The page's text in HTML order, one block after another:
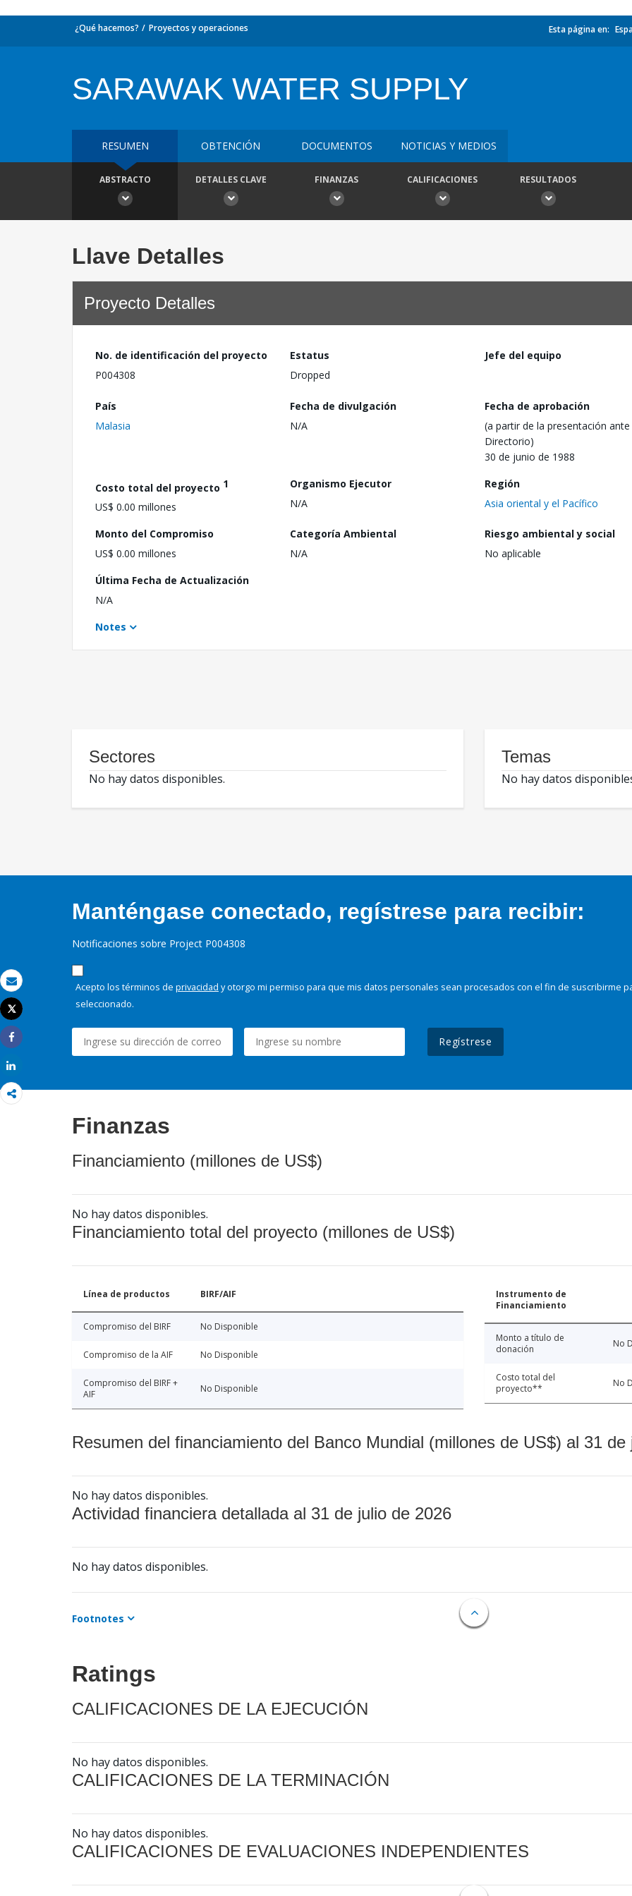
Correo electrónico
Imprimir
Tweet
Share
¿Qué hacemos? Proyectos y operaciones Esta página en:
SARAWAK WATER SUPPLY
RESUMEN OBTENCIÓN DOCUMENTOS NOTICIAS Y MEDIOS
ABSTRACTO DETALLES CLAVE FINANZAS CALIFICACIONES RESULTADOS
Llave Detalles
Proyecto Detalles
No. de identificación del proyecto
P004308
Estatus
Dropped
Jefe del equipo
País
Malasia
Fecha de divulgación
N/A
Fecha de aprobación
(a partir de la presentación ante
Directorio)
30 de junio de 1988
Costo total del proyecto 1
US$ 0.00 millones
Organismo Ejecutor
N/A
Región
Asia oriental y el Pacífico
Monto del Compromiso
US$ 0.00 millones
Categoría Ambiental
N/A
Riesgo ambiental y social
No aplicable
Última Fecha de Actualización
N/A
Notes
Sectores
No hay datos disponibles.
Temas
No hay datos
Manténgase conectado, regístrese para recibir:
Notificaciones sobre Project P004308
Acepto los términos de privacidad y otorgo mi permiso para que mis datos personales sean procesados con el fin de suscribirme
seleccionado.
Regístrese
Finanzas
Financiamiento (millones de US$)
No hay datos disponibles.
Financiamiento total del proyecto (millones de US$)
Línea de productos BIRF/AIF
Compromiso del BIRF No Disponible
Compromiso de la AIF No Disponible
Compromiso del BIRF +
AIF
No Disponible
Instrumento de
Financiamiento
Monto a título de
donación
No
Costo total del
proyecto**
No
Resumen del financiamiento del Banco Mundial (millones de US$) al 31 de
No hay datos disponibles.
Actividad financiera detallada al 31 de julio de 2026
No hay datos disponibles.
Footnotes
Ratings
CALIFICACIONES DE LA EJECUCIÓN
No hay datos disponibles.
CALIFICACIONES DE LA TERMINACIÓN
No hay datos disponibles.
CALIFICACIONES DE EVALUACIONES INDEPENDIENTES